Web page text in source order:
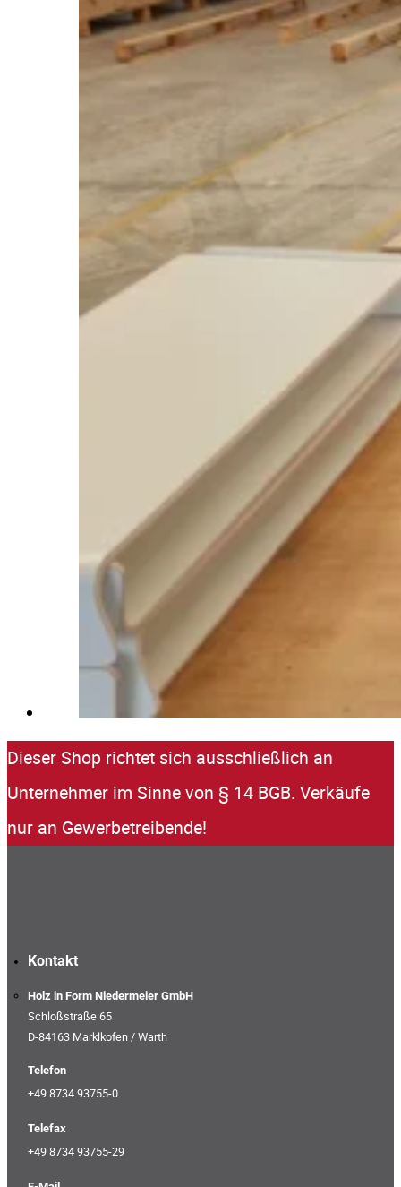
Dieser Shop richtet sich ausschließlich an
Unternehmer im Sinne von § 14 BGB. Verkäufe
nur an Gewerbetreibende!
Kontakt
Holz in Form Niedermeier GmbH
Schloßstraße 65
D-84163 Marklkofen / Warth
Telefon
+49 8734 93755-0
Telefax
+49 8734 93755-29